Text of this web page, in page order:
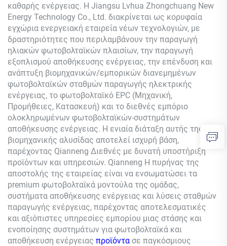
καθαρής ενέργειας. Η Jiangsu Lvhua Zhongchuang New
Energy Technology Co., Ltd. διακρίνεται ως κορυφαία
εγχώρια ενεργειακή εταιρεία νέων τεχνολογιών, με
δραστηριότητες που περιλαμβάνουν την παραγωγή
ηλιακών φωτοβολταϊκών πλαισίων, την παραγωγή
εξοπλισμού αποθήκευσης ενέργειας, την επένδυση και
ανάπτυξη βιομηχανικών/εμπορικών διανεμημένων
φωτοβολταϊκών σταθμών παραγωγής ηλεκτρικής
ενέργειας, το φωτοβολταϊκό EPC (Μηχανική,
Προμήθειες, Κατασκευή) και το διεθνές εμπόριο
ολοκληρωμένων φωτοβολταϊκών-συστημάτων
αποθήκευσης ενέργειας. Η ενιαία διάταξη αυτής της
βιομηχανικής αλυσίδας αποτελεί ισχυρή βάση,
παρέχοντας Qianneng Διεθνές με δυνατή υποστήριξη
προϊόντων και υπηρεσιών. Qianneng Η πυρήνας της
αποστολής της εταιρείας είναι να ενσωματώσει τα
premium φωτοβολταϊκά μοντούλα της ομάδας,
συστήματα αποθήκευσης ενέργειας και λύσεις σταθμών
παραγωγής ενέργειας, παρέχοντας αποτελεσματικές
και αξιόπιστες υπηρεσίες εμπορίου μιας στάσης και
ενοποίησης συστημάτων για φωτοβολταϊκά και
αποθήκευση ενέργειας προϊόντα σε παγκόσμιους